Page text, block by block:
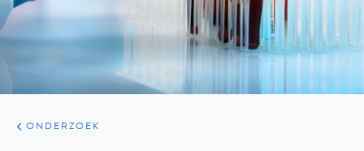
ARTIKELEN
ONDERZOEK
ONDERZOEK